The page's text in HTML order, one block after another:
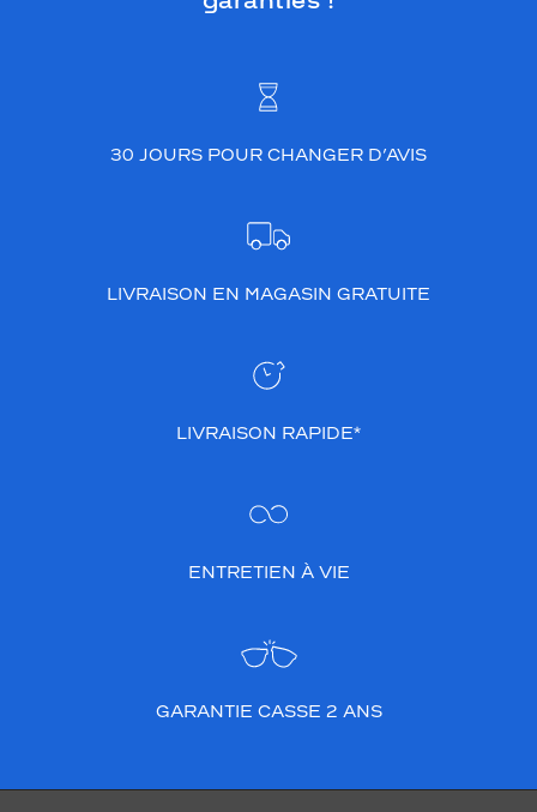
30 JOURS POUR CHANGER D’AVIS
LIVRAISON EN MAGASIN GRATUITE
LIVRAISON RAPIDE*
ENTRETIEN À VIE
GARANTIE CASSE 2 ANS